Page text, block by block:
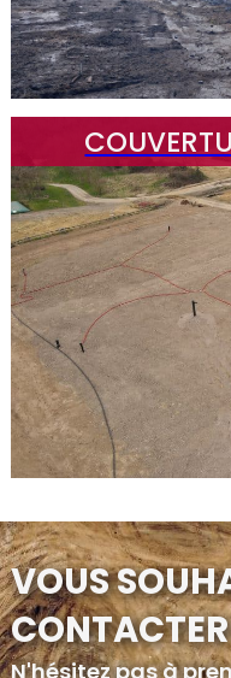
VOUS
N'hésitez pas à